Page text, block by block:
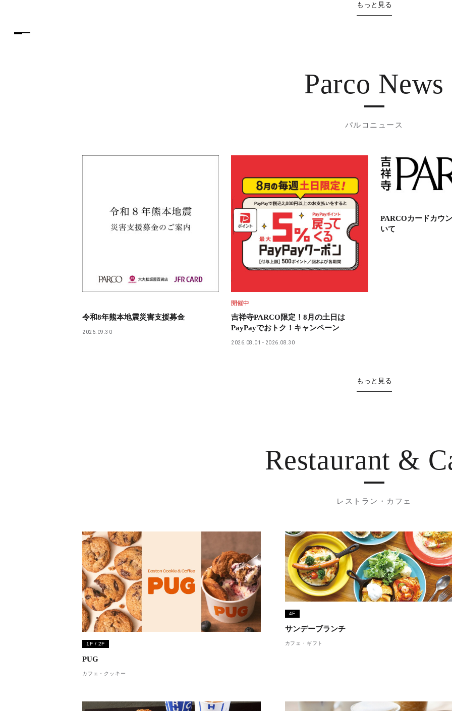
もっと見る
Parco News
パルコニュース
令和8年熊本地震災害支援募金
2026.09.30
開催中
吉祥寺PARCO限定！8月の土日は
PayPayでおトク！キャンペーン
2026.08.01 2026.08.30
PARCOカードカウ
いて
もっと見る
Restaurant &
レストラン・カフェ
1F / 2F
PUG
カフェ・クッキー
4F
サンデーブランチ
カフェ・ギフト